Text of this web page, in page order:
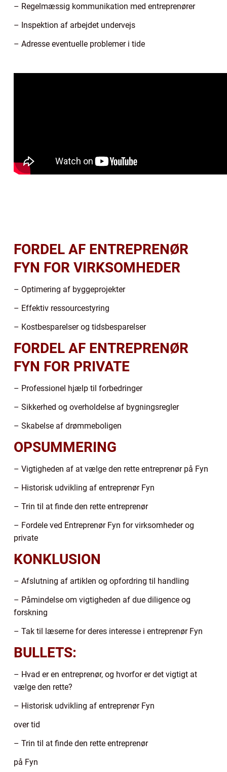
– Regelmæssig kommunikation med entreprenører
– Inspektion af arbejdet undervejs
– Adresse eventuelle problemer i tide
FORDEL AF ENTREPRENØR
FYN FOR VIRKSOMHEDER
– Optimering af byggeprojekter
– Effektiv ressourcestyring
– Kostbesparelser og tidsbesparelser
FORDEL AF ENTREPRENØR
FYN FOR PRIVATE
– Professionel hjælp til forbedringer
– Sikkerhed og overholdelse af bygningsregler
– Skabelse af drømmeboligen
OPSUMMERING
– Vigtigheden af at vælge den rette entreprenør på Fyn
– Historisk udvikling af entreprenør Fyn
– Trin til at finde den rette entreprenør
– Fordele ved Entreprenør Fyn for virksomheder og
private
KONKLUSION
– Afslutning af artiklen og opfordring til handling
– Påmindelse om vigtigheden af due diligence og
forskning
– Tak til læserne for deres interesse i entreprenør Fyn
BULLETS:
– Hvad er en entreprenør, og hvorfor er det vigtigt at
vælge den rette?
– Historisk udvikling af entreprenør Fyn
over tid
– Trin til at finde den rette entreprenør
på Fyn